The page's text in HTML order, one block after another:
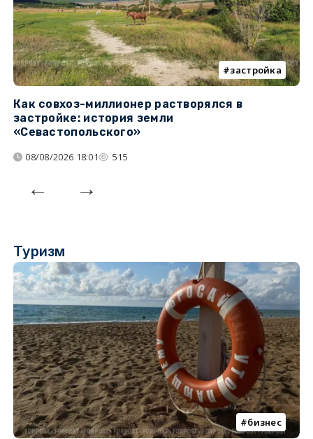
застройка
Как совхоз-миллионер растворялся в
застройке: история земли
«Севастопольского»
08/08/2026 18:01 515
Туризм
бизнес